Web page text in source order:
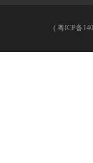
( 粤ICP备